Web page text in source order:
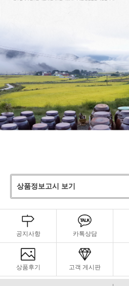
상품정보고시 보기
공지사항 카톡상담
상품후기 고객 게시판